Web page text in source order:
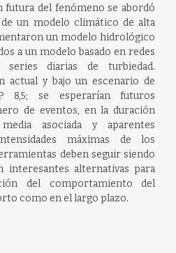
futura del fenómeno se abordó
un modelo climático de alta
un modelo hidrológico
a un modelo basado en redes
series diarias de turbiedad.
actual y bajo un escenario de
8,5; se esperarían futuros
de eventos, en la duración
asociada y aparentes
máximas de los
deben seguir siendo
interesantes alternativas para
del comportamiento del
como en el largo plazo.